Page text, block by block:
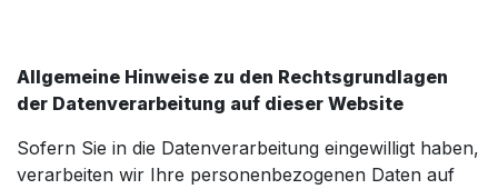
Allgemeine Hinweise zu den Rechtsgrundlagen
der Datenverarbeitung auf dieser Website
Sofern Sie in die Datenverarbeitung eingewilligt haben,
verarbeiten wir Ihre personenbezogenen Daten auf